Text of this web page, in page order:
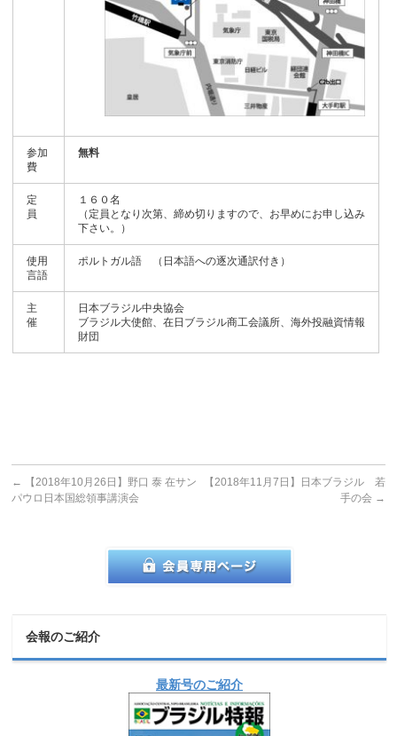
参加
費
無料
定
員
１６０名
（定員となり次第、締め切りますので、お早めにお申し込み
下さい。）
使用
言語
ポルトガル語 （日本語への逐次通訳付き）
主
催
日本ブラジル中央協会
ブラジル大使館、在日ブラジル商工会議所、海外投融資情報
財団
←
【2018年10月26日】野口 泰 在サン
パウロ日本国総領事講演会
【2018年11月7日】日本ブラジル 若
手の会 →
会報のご紹介
最新号のご紹介